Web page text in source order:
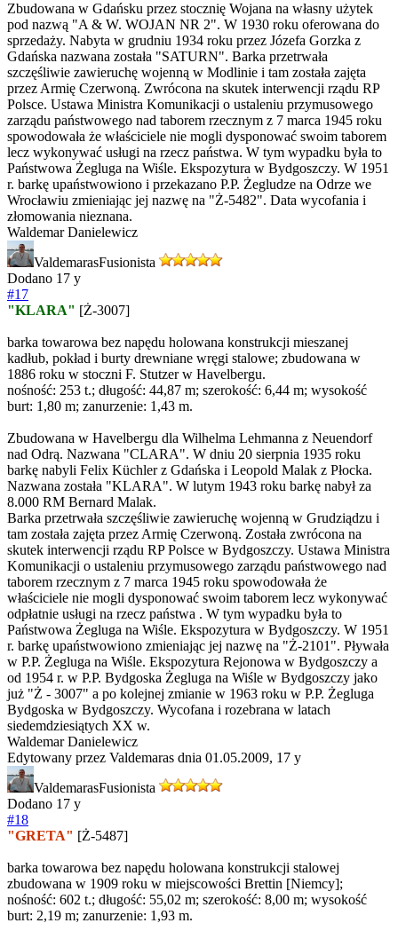
Zbudowana w Gdańsku przez stocznię Wojana na własny użytek
pod nazwą "A & W. WOJAN NR 2". W 1930 roku oferowana do
sprzedaży. Nabyta w grudniu 1934 roku przez Józefa Gorzka z
Gdańska nazwana została "SATURN". Barka przetrwała
szczęśliwie zawieruchę wojenną w Modlinie i tam została zajęta
przez Armię Czerwoną. Zwrócona na skutek interwencji rządu RP
Polsce. Ustawa Ministra Komunikacji o ustaleniu przymusowego
zarządu państwowego nad taborem rzecznym z 7 marca 1945 roku
spowodowała że właściciele nie mogli dysponować swoim taborem
lecz wykonywać usługi na rzecz państwa. W tym wypadku była to
Państwowa Żegluga na Wiśle. Ekspozytura w Bydgoszczy. W 1951
r. barkę upaństwowiono i przekazano P.P. Żegludze na Odrze we
Wrocławiu zmieniając jej nazwę na "Ż-5482". Data wycofania i
złomowania nieznana.
Waldemar Danielewicz
ValdemarasFusionista
Dodano 17 y
#17
"KLARA" [Ż-3007]
barka towarowa bez napędu holowana konstrukcji mieszanej
kadłub, pokład i burty drewniane wręgi stalowe; zbudowana w
1886 roku w stoczni F. Stutzer w Havelbergu.
nośność: 253 t.; długość: 44,87 m; szerokość: 6,44 m; wysokość
burt: 1,80 m; zanurzenie: 1,43 m.
Zbudowana w Havelbergu dla Wilhelma Lehmanna z Neuendorf
nad Odrą. Nazwana "CLARA". W dniu 20 sierpnia 1935 roku
barkę nabyli Felix Küchler z Gdańska i Leopold Malak z Płocka.
Nazwana została "KLARA". W lutym 1943 roku barkę nabył za
8.000 RM Bernard Malak.
Barka przetrwała szczęśliwie zawieruchę wojenną w Grudziądzu i
tam została zajęta przez Armię Czerwoną. Została zwrócona na
skutek interwencji rządu RP Polsce w Bydgoszczy. Ustawa Ministra
Komunikacji o ustaleniu przymusowego zarządu państwowego nad
taborem rzecznym z 7 marca 1945 roku spowodowała że
właściciele nie mogli dysponować swoim taborem lecz wykonywać
odpłatnie usługi na rzecz państwa . W tym wypadku była to
Państwowa Żegluga na Wiśle. Ekspozytura w Bydgoszczy. W 1951
r. barkę upaństwowiono zmieniając jej nazwę na "Ż-2101". Pływała
w P.P. Żegluga na Wiśle. Ekspozytura Rejonowa w Bydgoszczy a
od 1954 r. w P.P. Bydgoska Żegluga na Wiśle w Bydgoszczy jako
już "Ż - 3007" a po kolejnej zmianie w 1963 roku w P.P. Żegluga
Bydgoska w Bydgoszczy. Wycofana i rozebrana w latach
siedemdziesiątych XX w.
Waldemar Danielewicz
Edytowany przez Valdemaras dnia 01.05.2009, 17 y
ValdemarasFusionista
Dodano 17 y
#18
"GRETA" [Ż-5487]
barka towarowa bez napędu holowana konstrukcji stalowej
zbudowana w 1909 roku w miejscowości Brettin [Niemcy];
nośność: 602 t.; długość: 55,02 m; szerokość: 8,00 m; wysokość
burt: 2,19 m; zanurzenie: 1,93 m.